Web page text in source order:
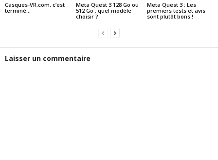
Casques-VR.com, c’est
terminé…
Meta Quest 3 128 Go ou
512 Go : quel modèle
choisir ?
Meta Quest 3 : Les
premiers tests et avis
sont plutôt bons !
Laisser un commentaire